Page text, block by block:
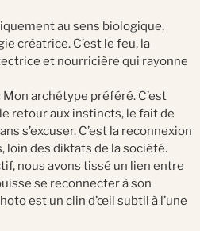
au sens biologique,
créatrice. C’est le feu, la
et nourricière qui rayonne
Mon archétype préféré. C’est
retour aux instincts, le fait de
s’excuser. C’est la reconnexion
loin des diktats de la société.
nous avons tissé un lien entre
se reconnecter à son
est un clin d’œil subtil à l’une